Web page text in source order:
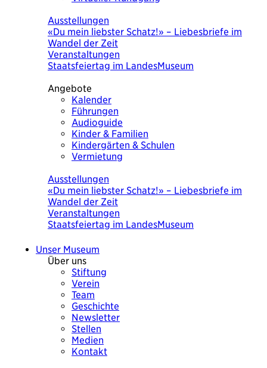
Ausstellungen
«Du mein liebster Schatz!» – Liebesbriefe im
Wandel der Zeit
Veranstaltungen
Staatsfeiertag im LandesMuseum
Angebote
Kalender
Führungen
Audioguide
Kinder & Familien
Kindergärten & Schulen
Vermietung
Ausstellungen
«Du mein liebster Schatz!» – Liebesbriefe im
Wandel der Zeit
Veranstaltungen
Staatsfeiertag im LandesMuseum
Unser Museum
Über uns
Stiftung
Verein
Team
Geschichte
Newsletter
Stellen
Medien
Kontakt